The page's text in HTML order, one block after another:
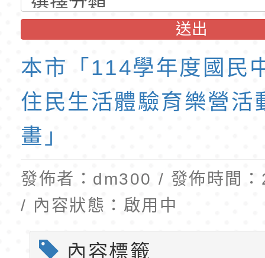
訓練課程」，歡迎已
育專業人員資格者報
民小學115學年度「
理人員」甄選
東門國小115學年度
梯特教代課教師甄選
公告(尚有缺額)
錄取公告-桃園市桃
民小學115學年度「
班教師助理員」甄選
東門國小115學年度
梯特教代理教師甄選
公告(尚有缺額)
送出
本市「114學年度國民
住民生活體驗育樂營活
畫」
發佈者：dm300 / 發佈時間
/ 內容狀態：啟用中
內容標籤